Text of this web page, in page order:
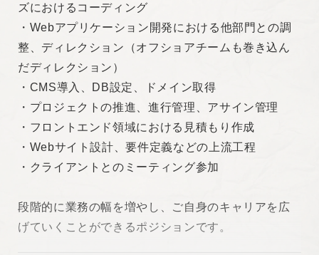
ズにおけるコーディング
・Webアプリケーション開発における他部門との調
整、ディレクション（オフショアチームも巻き込ん
だディレクション）
・CMS導入、DB設定、ドメイン取得
・プロジェクトの推進、進行管理、アサイン管理
・フロントエンド領域における見積もり作成
・Webサイト設計、要件定義などの上流工程
・クライアントとのミーティング参加
段階的に業務の幅を増やし、ご自身のキャリアを広
げていくことができるポジションです。